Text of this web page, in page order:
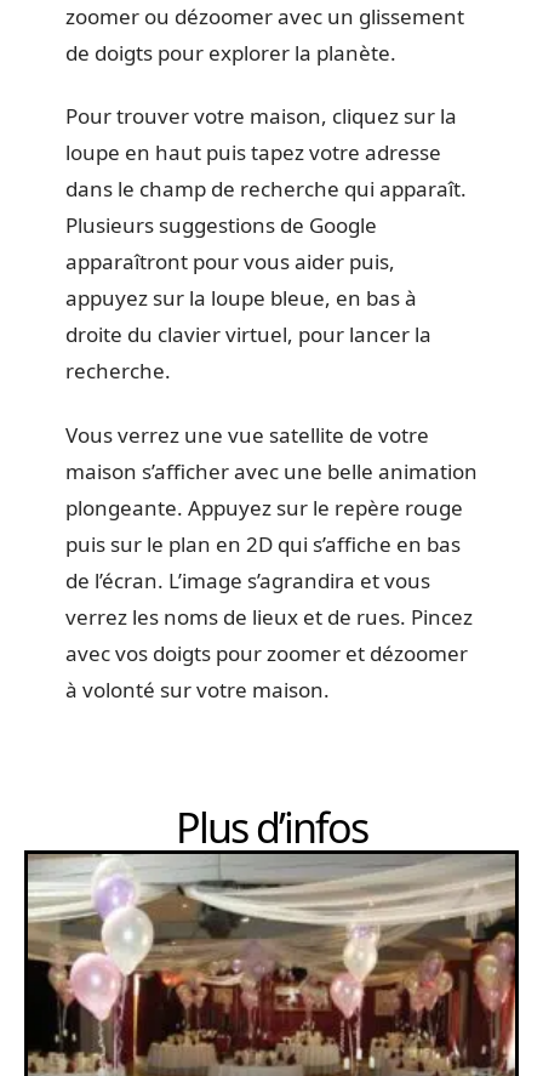
zoomer ou dézoomer avec un glissement
de doigts pour explorer la planète.
Pour trouver votre maison, cliquez sur la
loupe en haut puis tapez votre adresse
dans le champ de recherche qui apparaît.
Plusieurs suggestions de Google
apparaîtront pour vous aider puis,
appuyez sur la loupe bleue, en bas à
droite du clavier virtuel, pour lancer la
recherche.
Vous verrez une vue satellite de votre
maison s’afficher avec une belle animation
plongeante. Appuyez sur le repère rouge
puis sur le plan en 2D qui s’affiche en bas
de l’écran. L’image s’agrandira et vous
verrez les noms de lieux et de rues. Pincez
avec vos doigts pour zoomer et dézoomer
à volonté sur votre maison.
Plus d’infos